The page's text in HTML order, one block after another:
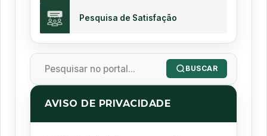
Pesquisa de Satisfação
BUSCAR
AVISO DE PRIVACIDADE